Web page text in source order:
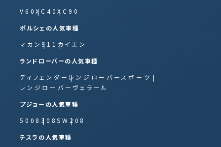
V60XC40XC90
ポルシェの人気車種
マカン911 カイエン
ランドローバーの人気車種
ディフェンダー レンジローバースポーツ
レンジローバーヴェラール
プジョーの人気車種
5008308SW 208
テスラの人気車種